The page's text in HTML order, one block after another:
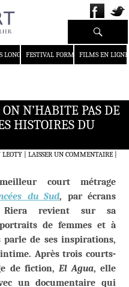
FESTIVAL FORMAT COURT
FILMS EN LIGNE
Recherche
N’HABITE PAS DE
HISTOIRES DU
LEOTY LAISSER UN COMMENTAIRE|
court métrage
du Sud, par écrans
Riera revient sur sa
de femmes et à
de ses inspirations,
Après trois courts-
de fiction, El Agua, elle
un documentaire qui